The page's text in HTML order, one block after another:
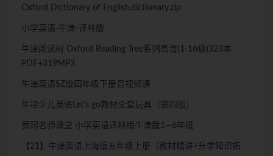
Oxford Dictionary of English.dictionary.zip
小学英语-牛津-译林版
牛津阅读树 Oxford Reading Tree系列高清(1-16级)323本
PDF+319MP3
牛津英语SZ版四年级下册音视频课
牛冿少儿英语Let’s go教材全套玩具（第四版）
黄冈名师课堂 小学英语译林版牛津版1—6年级
【21】牛津英语上海版五年级上册（教材精讲+升学知识拓